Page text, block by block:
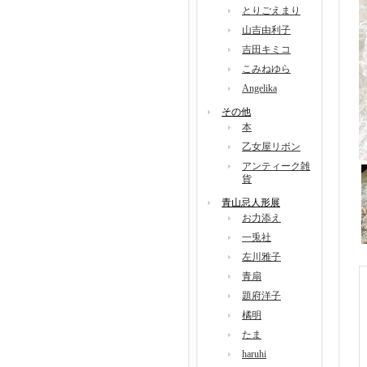
とりごえまり
山吉由利子
吉田キミコ
こみねゆら
Angelika
その他
本
乙女屋リボン
アンティーク雑
貨
青山忌人形展
お力添え
一兎社
左川雅子
青扇
題府洋子
橘明
たま
haruhi